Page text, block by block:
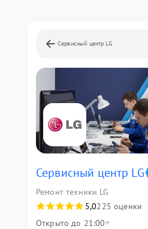
Сервисный центр LG
Сервисный центр LG
Ремонт техники LG
5,0225 оценки
Открыто до 21:00